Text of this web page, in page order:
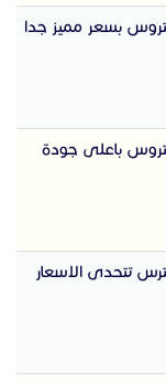
بسعر مميز جدا
باعلى جودة
تتحدى الاسعار